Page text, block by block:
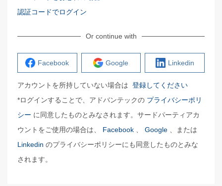
認証コードでログイン
Or continue with
Facebook Google Linkedin
アカウントを所持していない場合は 登録してください
*ログインすることで、アドバンテックの プライバシーポリ
シー に同意したものとみなされます。サードパーティアカ
ウントをご使用の場合は、 Facebook Google 、または
Linkedin のプライバシーポリシーにも同意したものとみな
されます。